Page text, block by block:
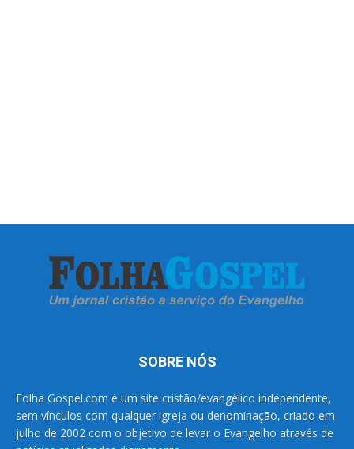
SOBRE NÓS
Folha Gospel.com é um site cristão/evangélico independente,
sem vínculos com qualquer igreja ou denominação, criado em
julho de 2002 com o objetivo de levar o Evangelho através de